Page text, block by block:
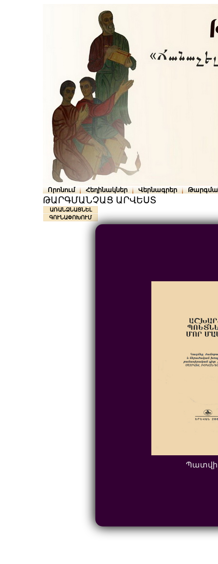
Որոնում Հեղինակներ Վերնագրեր
ԹԱՐԳՄԱՆՉԱՑ ԱՐՎԵՍՏ
ԱՌԱՆՁՆԱՑՆԵԼ
ԳՈՒՆԱՓՈԽՈՒՄ